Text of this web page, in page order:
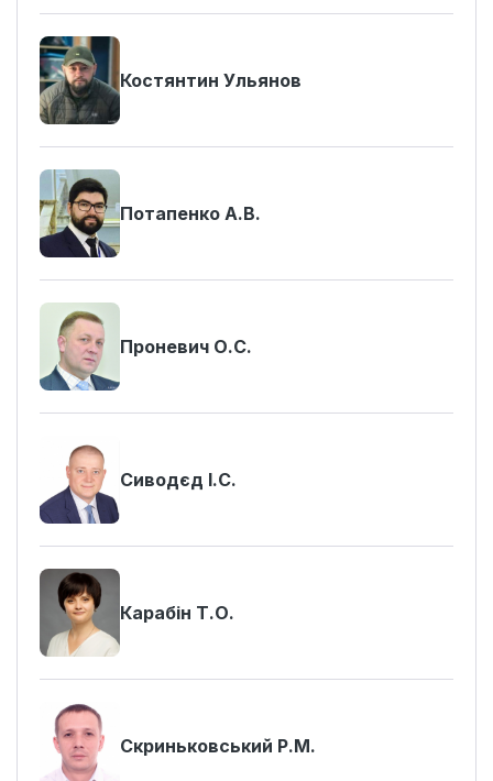
Костянтин Ульянов
Потапенко А.В.
Проневич О.С.
Сиводєд І.С.
Карабін Т.О.
Скриньковський Р.М.